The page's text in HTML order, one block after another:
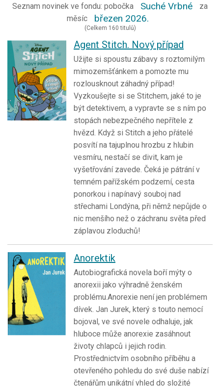
Seznam novinek ve fondu: pobočka Suché Vrbné
za
měsíc
březen 2026.
(Celkem 160 titulů)
Agent Stitch. Nový případ
Užijte si spoustu zábavy s roztomilým
mimozemšťánkem a pomozte mu
rozlousknout záhadný případ!
Vyzkoušejte si se Stitchem, jaké to je
být detektivem, a vypravte se s ním po
stopách nebezpečného nepřítele z
hvězd. Když si Stitch a jeho přátelé
posvítí na tajuplnou hrozbu z hlubin
vesmíru, nestačí se divit, kam je
vyšetřování zavede. Čeká je pátrání v
temném pařížském podzemí, cesta
ponorkou i napínavý souboj nad
střechami Londýna, při němž nepůjde o
nic menšího než o záchranu světa před
záplavou zloduchů!
Anorektik
Autobiografická novela boří mýty o
anorexii jako výhradně ženském
problému.Anorexie není jen problémem
dívek. Jan Jurek, který s touto nemocí
bojoval, ve své novele odhaluje, jak
hluboce může anorexie zasáhnout
životy chlapců i jejich rodin.
Prostřednictvím osobního příběhu a
otevřeného pohledu do své duše nabízí
čtenářům unikátní vhled do složité